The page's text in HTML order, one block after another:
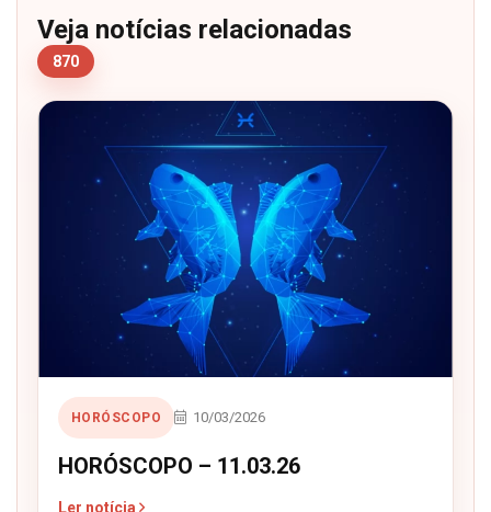
Veja notícias relacionadas
870
HORÓSCOPO 10/03/2026
HORÓSCOPO – 11.03.26
Ler notícia